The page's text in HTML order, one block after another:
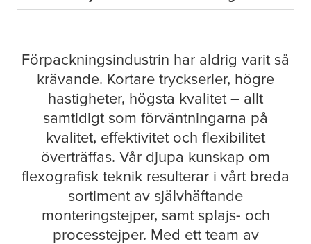
Förpackningsindustrin har aldrig varit så
krävande. Kortare tryckserier, högre
hastigheter, högsta kvalitet – allt
samtidigt som förväntningarna på
kvalitet, effektivitet och flexibilitet
överträffas. Vår djupa kunskap om
flexografisk teknik resulterar i vårt breda
sortiment av självhäftande
monteringstejper, samt splajs- och
processtejper. Med ett team av